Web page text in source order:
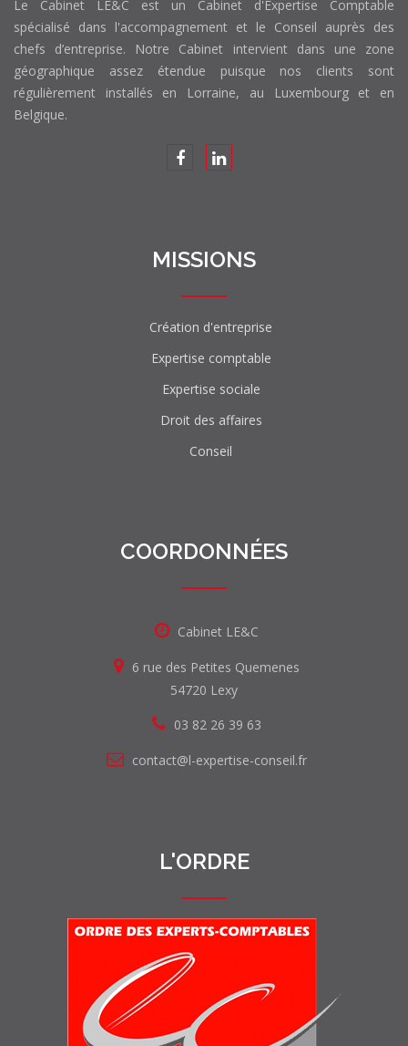
Le Cabinet LE&C est un Cabinet d'Expertise Comptable
spécialisé dans l'accompagnement et le Conseil auprès des
chefs d’entreprise. Notre Cabinet intervient dans une zone
géographique assez étendue puisque nos clients sont
régulièrement installés en Lorraine, au Luxembourg et en
Belgique.
MISSIONS
Création d'entreprise
Expertise comptable
Expertise sociale
Droit des affaires
Conseil
COORDONNÉES
Cabinet LE&C
6 rue des Petites Quemenes
54720 Lexy
03 82 26 39 63
contact@l-expertise-conseil.fr
L'ORDRE